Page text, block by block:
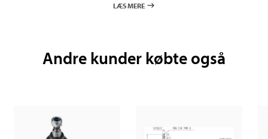
LÆS MERE
Andre kunder købte også